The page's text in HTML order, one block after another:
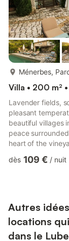
Ménerbes,
Villa • 200 m²
Lavender fields,
pleasant
beautiful villages
peace
heart of the
Allowed.
dès 109 € / nuit
Autres
locations
dans le